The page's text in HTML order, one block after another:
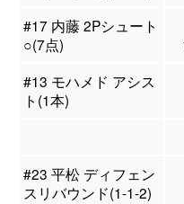
#17 内藤 2Pシュート
○(7点)
#13 モハメド アシス
ト(1本)
#23 平松 ディフェン
スリバウンド(1-1-2)